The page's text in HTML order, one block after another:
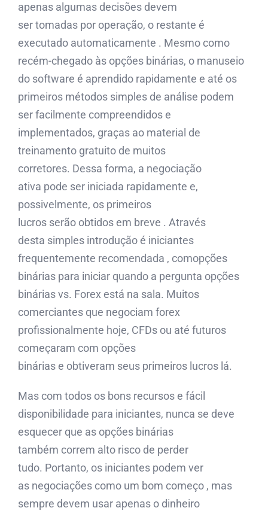
apenas algumas decisões devem
ser tomadas por operação, o restante é
executado automaticamente . Mesmo como
recém-chegado às opções binárias, o manuseio
do software é aprendido rapidamente e até os
primeiros métodos simples de análise podem
ser facilmente compreendidos e
implementados, graças ao material de
treinamento gratuito de muitos
corretores. Dessa forma, a negociação
ativa pode ser iniciada rapidamente e,
possivelmente, os primeiros
lucros serão obtidos em breve . Através
desta simples introdução é iniciantes
frequentemente recomendada , comopções
binárias para iniciar quando a pergunta opções
binárias vs. Forex está na sala. Muitos
comerciantes que negociam forex
profissionalmente hoje, CFDs ou até futuros
começaram com opções
binárias e obtiveram seus primeiros lucros lá.
Mas com todos os bons recursos e fácil
disponibilidade para iniciantes, nunca se deve
esquecer que as opções binárias
também correm alto risco de perder
tudo. Portanto, os iniciantes podem ver
as negociações como um bom começo , mas
sempre devem usar apenas o dinheiro